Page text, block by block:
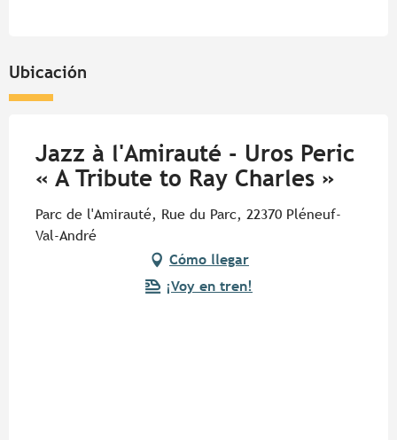
Ubicación
Jazz à l'Amirauté - Uros Peric
« A Tribute to Ray Charles »
Parc de l'Amirauté, Rue du Parc, 22370 Pléneuf-
Val-André
Cómo llegar
¡Voy en tren!